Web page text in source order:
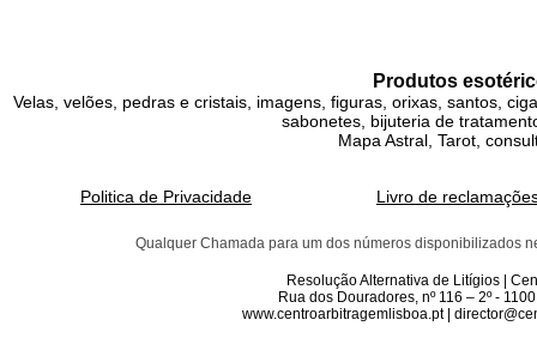
Produtos
Velas, velões, pedras e cristais, imagens, figuras, orixas, santos,
sabonetes, bijuteria de
Mapa Astral, Tarot,
Politica de Privacidade Livro de
Qualquer Chamada para um dos números disponibilizados
Resolução Alternativa de Litígios |
Rua dos Douradores, nº 116 – 2º -
www.centroarbitragemlisboa.pt |